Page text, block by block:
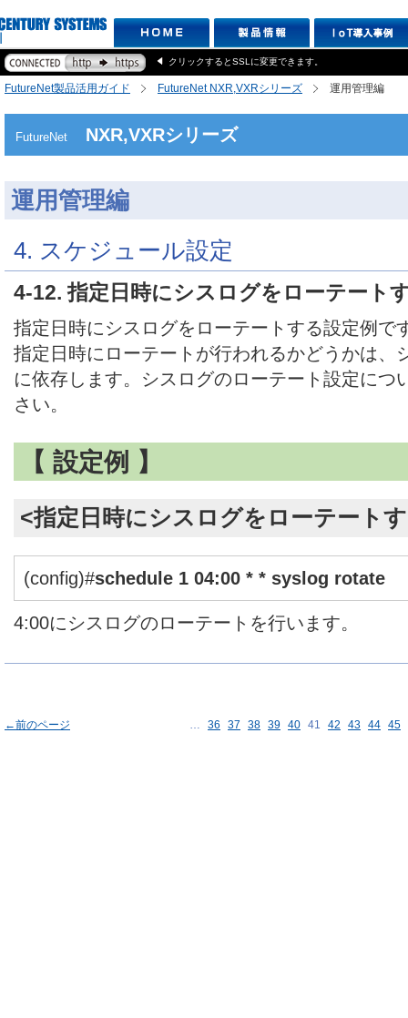
クリックするとSSLに変更できます。
FutureNet製品活用ガイド FutureNet NXR,VXRシリーズ 運用管理編
FutureNet NXR,VXRシリーズ
運用管理編
4. スケジュール設定
4-12. 指定日時にシスログをローテート
指定日時にシスログをローテートする設定例で
指定日時にローテートが行われるかどうかは、
に依存します。シスログのローテート設定につ
さい。
【 設定例 】
<指定日時にシスログをローテート
(config)#schedule 1 04:00 * * syslog rotate
4:00にシスログのローテートを行います。
←前のページ … 36 37 38 39 40 41 42 43 44 45